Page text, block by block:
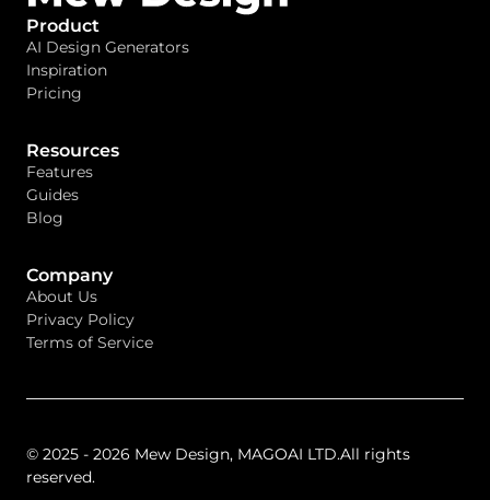
Product
AI Design Generators
Inspiration
Pricing
Resources
Features
Guides
Blog
Company
About Us
Privacy Policy
Terms of Service
© 2025 - 2026 Mew Design, MAGOAI LTD.All rights
reserved.